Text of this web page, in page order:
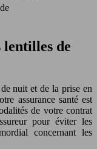
lentilles de
nuit et de la prise en
assurance santé est
de votre contrat
pour éviter les
concernant les